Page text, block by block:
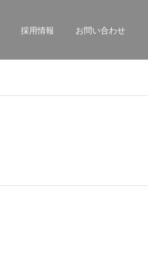
採用情報 お問い合わせ